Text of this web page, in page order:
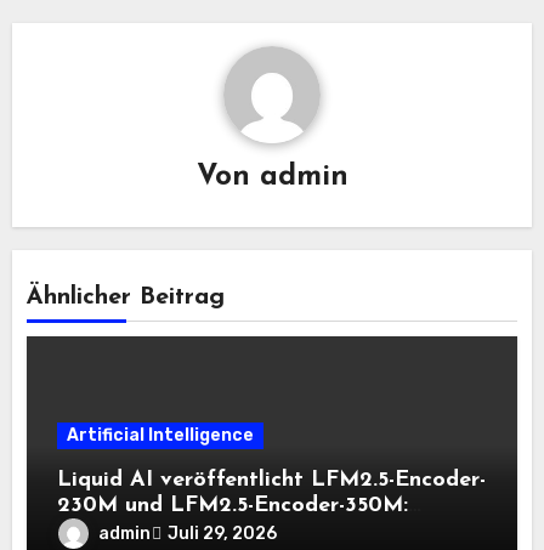
Von admin
Ähnlicher Beitrag
Artificial Intelligence
Liquid AI veröffentlicht LFM2.5-Encoder-
230M und LFM2.5-Encoder-350M:
Bidirektionale Encoder, die bei 8K-
admin Juli 29, 2026